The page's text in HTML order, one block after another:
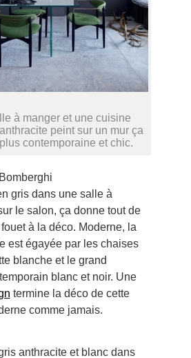
à manger et une cuisine
peint sur un mur ça
contemporaine et chic.
gris dans une salle à
le salon, ça donne tout de
à la déco. Moderne, la
est égayée par les chaises
blanche et le grand
blanc et noir. Une
termine la déco de cette
comme jamais.
anthracite et blanc dans